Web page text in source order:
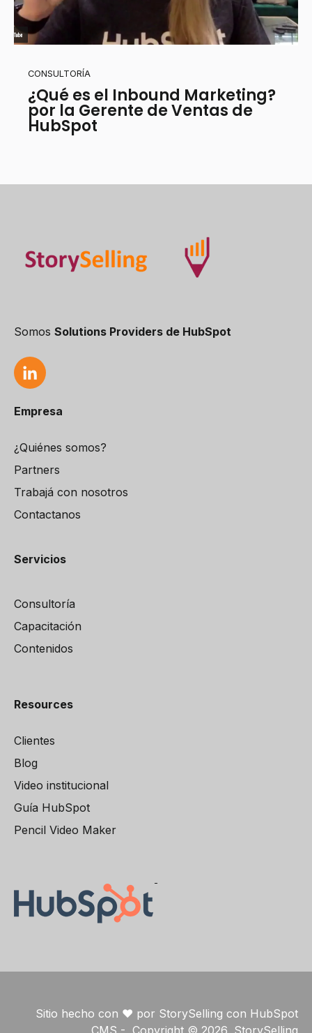
CONSULTORÍA
¿Qué es el Inbound Marketing?
por la Gerente de Ventas de
HubSpot
Somos Solutions Providers de HubSpot
Empresa
¿Quiénes somos?
Partners
Trabajá con nosotros
Contactanos
Servicios
Consultoría
Capacitación
Contenidos
Resources
Clientes
Blog
Video institucional
Guía HubSpot
Pencil Video Maker
Sitio hecho con ❤️ por StorySelling con HubSpot